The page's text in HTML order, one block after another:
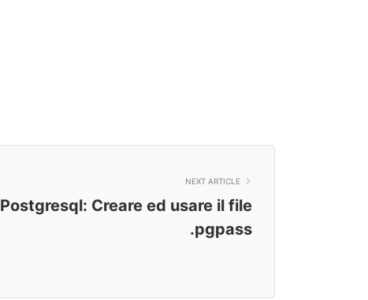
NEXT ARTICLE
Postgresql: Creare ed usare il file
.pgpass